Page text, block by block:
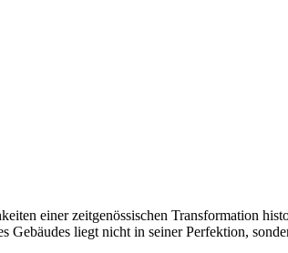
einer zeitgenössischen Transformation
liegt nicht in seiner Perfektion,